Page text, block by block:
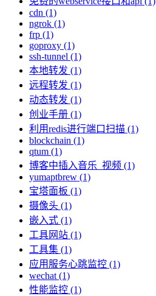
cdn (1)
ngrok (1)
frp (1)
goproxy (1)
ssh-tunnel (1)
本地转发 (1)
远程转发 (1)
动态转发 (1)
创业手册 (1)
利用redis进行端口扫描 (1)
blockchain (1)
qtum (1)
博客中插入音乐_视频 (1)
yumaptbrew (1)
宝塔面板 (1)
摄像头 (1)
嵌入式 (1)
工具网站 (1)
工具集 (1)
应用服务心跳监控 (1)
wechat (1)
性能监控 (1)